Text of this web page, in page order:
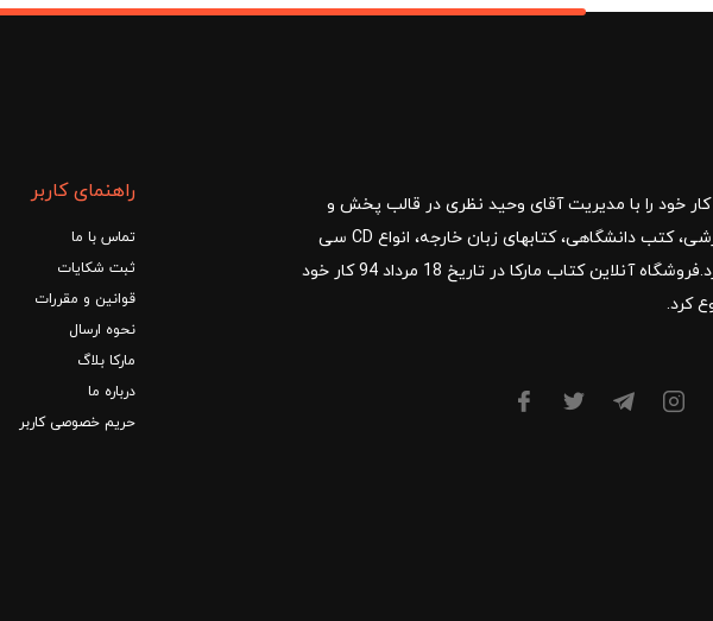
بانک کتاب مارکا در سال 1383 کار خود را با مدیریت آقای وحید نظری در قالب پخش و
توزیع کتب درسی و کمک آموزشی، کتب دانشگاهی، کتابهای زبان خارجه، انواع CD سی
دی و DVD دی وی دی شروع کرد.فروشگاه آنلاین کتاب مارکا در تاریخ 18 مرداد 94 کار خود
کرد.
راهنمای کاربر
تماس با ما
ثبت شکایات
قوانین و مقررات
نحوه ارسال
مارکا بلاگ
درباره ما
حریم خصوصی کاربر